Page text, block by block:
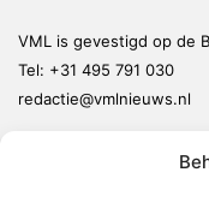
VML is gevestigd op de
Tel: +31 495 791 030
redactie@vmlnieuws.nl